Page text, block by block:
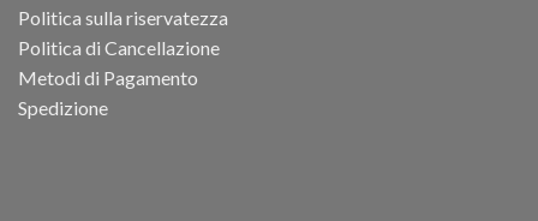
Politica sulla riservatezza
Politica di Cancellazione
Metodi di Pagamento
Spedizione